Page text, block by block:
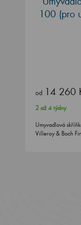
100 (pro
od 14 260
2 až 4 týdny
Umyvadlová
Villeroy & Boch